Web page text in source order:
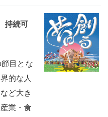
持続可
目とな
的な人
ど大き
業・食